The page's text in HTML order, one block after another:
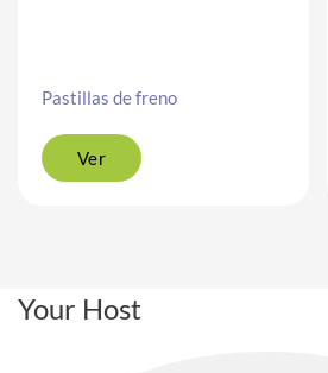
Pastillas de freno
Ver
Your Host